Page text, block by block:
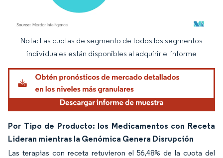
Imagen © Mordor Intelligence. El uso requiere atribución según CC BY 4.0.
Nota: Las cuotas de segmento de todos los segmentos
individuales están disponibles al adquirir el informe
Por Tipo de Producto: los Medicamentos con Receta
Lideran mientras la Genómica Genera Disrupción
Las terapias con receta retuvieron el 56,48% de la cuota del